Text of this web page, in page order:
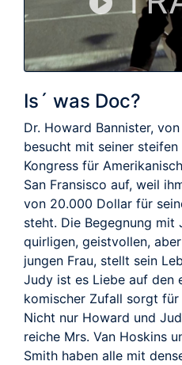
Is´ was Doc?
Dr. Howard Bannister,
besucht mit seiner
Kongress für
San Fransisco auf, weil
von 20.000 Dollar für
steht. Die Begegnung mit
quirligen, geistvollen,
jungen Frau, stellt sein
Judy ist es Liebe auf den
komischer Zufall sorgt
Nicht nur Howard und
reiche Mrs. Van Hoskins
Smith haben alle mit